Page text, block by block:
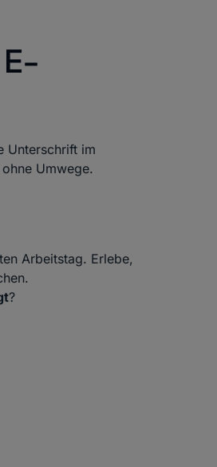
Unterschrift im
Umwege.
Arbeitstag. Erlebe,
?